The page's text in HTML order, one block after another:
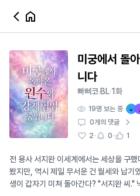
미궁에서 돌
니다
빠삐코·BL·1화
19명 보는 중
0개의 댓글
2· 0· 1
전 용사 서지완 이세계에서는 세상을 구
봤지만, 역시 제일 무서운 건 월세와 납기
생이 갑자기 미쳐 돌아간다? "서지완 씨."